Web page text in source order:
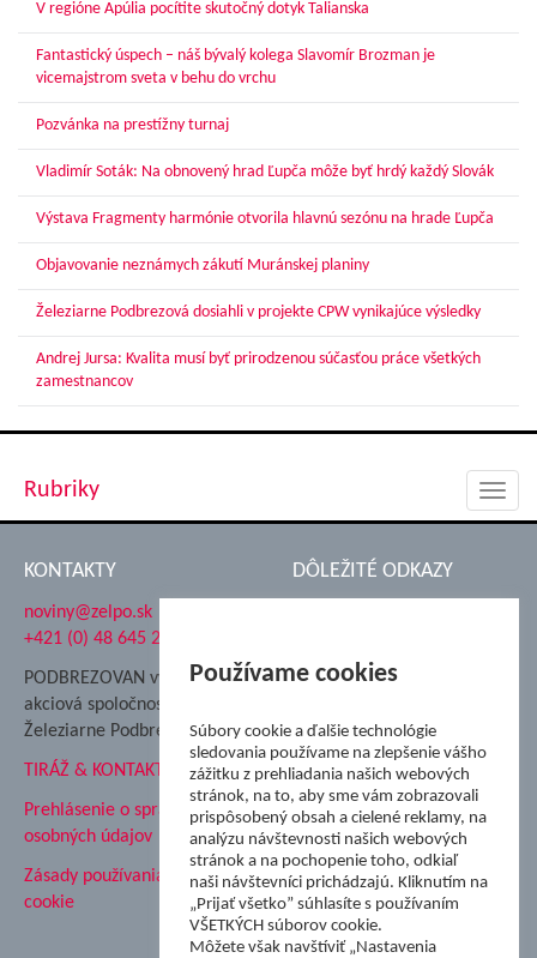
V regióne Apúlia pocítite skutočný dotyk Talianska
Fantastický úspech – náš bývalý kolega Slavomír Brozman je
vicemajstrom sveta v behu do vrchu
Pozvánka na prestížny turnaj
Vladimír Soták: Na obnovený hrad Ľupča môže byť hrdý každý Slovák
Výstava Fragmenty harmónie otvorila hlavnú sezónu na hrade Ľupča
Objavovanie neznámych zákutí Muránskej planiny
Železiarne Podbrezová dosiahli v projekte CPW vynikajúce výsledky
Andrej Jursa: Kvalita musí byť prirodzenou súčasťou práce všetkých
zamestnancov
Rubriky
KONTAKTY
noviny@zelpo.sk
+421 (0) 48 645 2711
PODBREZOVAN vydáva
akciová spoločnosť
Železiarne Podbrezová
TIRÁŽ & KONTAKT
Prehlásenie o spracovaní
osobných údajov
Zásady používania súborov
cookie
DÔLEŽITÉ ODKAZY
Nadácia Železiarne
ŽP Informatika s.r.o.
ŠK Železiarne Podbrezová
Tále a.s.
Používame cookies
Súbory cookie a ďalšie technológie
sledovania používame na zlepšenie vášho
zážitku z prehliadania našich webových
stránok, na to, aby sme vám zobrazovali
prispôsobený obsah a cielené reklamy, na
analýzu návštevnosti našich webových
stránok a na pochopenie toho, odkiaľ
naši návštevníci prichádzajú. Kliknutím na
„Prijať všetko” súhlasíte s používaním
VŠETKÝCH súborov cookie.
Môžete však navštíviť „Nastavenia